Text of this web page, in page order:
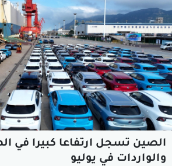
الصين تسجل ارتفاعا كبيرا في
والواردات في يوليو